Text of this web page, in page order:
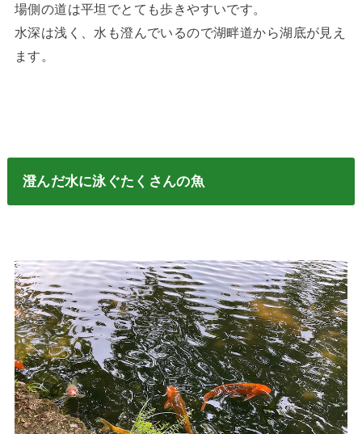
場側の道は平坦でとても歩きやすいです。
水深は浅く、水も澄んでいるので湖畔道から湖底が見え
ます。
澄んだ水に泳ぐたくさんの魚